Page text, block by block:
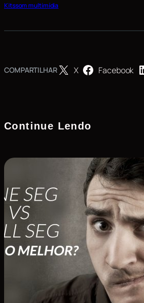
Kitssom multimídia
COMPARTILHAR X Facebook
Continue Lendo